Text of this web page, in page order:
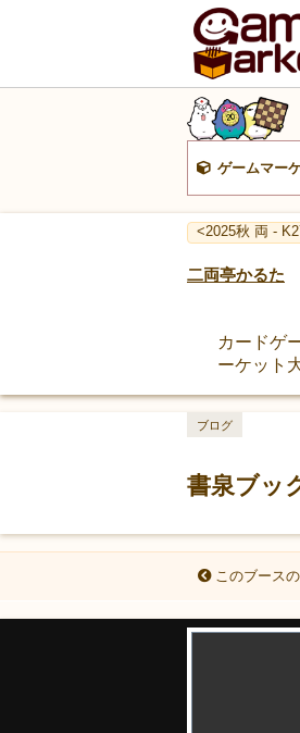
ゲームマー
<2025秋 両 -
二両亭かるた
カードゲ
ーケット
書泉ブッ
ブログ
このブース